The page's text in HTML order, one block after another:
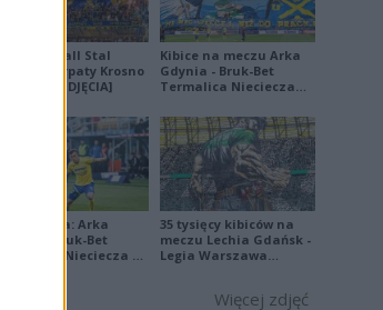
Derby Ekoball Stal
Sanok - Karpaty Krosno
na remis [ZDJĘCIA]
Kibice na meczu Arka
Gdynia - Bruk-Bet
Termalica Nieciecza
Ekstraklasa: Arka
Gdynia - Bruk-Bet
Termalica Nieciecza 2-
35 tysięcy kibiców na
meczu Lechia Gdańsk -
Legia Warszawa
Więcej zdjęć